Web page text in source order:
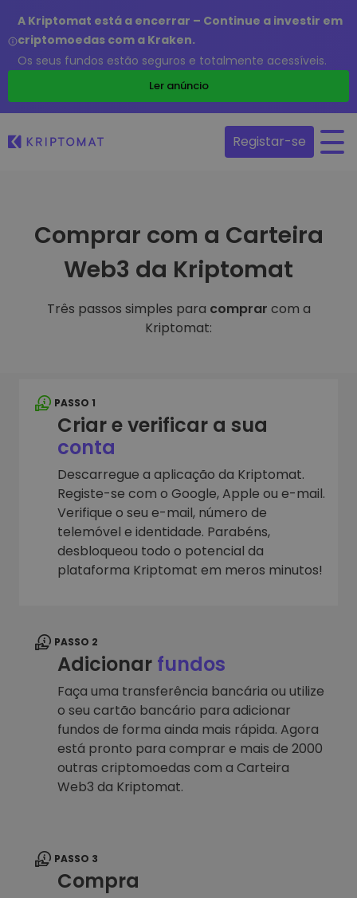
A Kriptomat está a encerrar – Continue a investir em
criptomoedas com a Kraken.
Os seus fundos estão seguros e totalmente acessíveis.
Ler anúncio
Registar-se
Comprar com a Carteira
Web3 da Kriptomat
Três passos simples para comprar com a
Kriptomat:
PASSO 1
Criar e verificar a sua
conta
Descarregue a aplicação da Kriptomat.
Registe-se com o Google, Apple ou e-mail.
Verifique o seu e-mail, número de
telemóvel e identidade. Parabéns,
desbloqueou todo o potencial da
plataforma Kriptomat em meros minutos!
PASSO 2
Adicionar fundos
Faça uma transferência bancária ou utilize
o seu cartão bancário para adicionar
fundos de forma ainda mais rápida. Agora
está pronto para comprar e mais de 2000
outras criptomoedas com a Carteira
Web3 da Kriptomat.
PASSO 3
Compra